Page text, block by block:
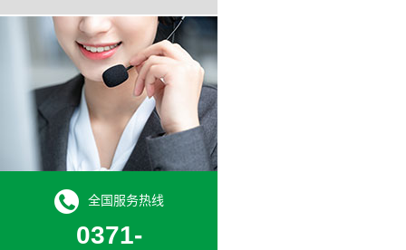
全国服务热线
0371-